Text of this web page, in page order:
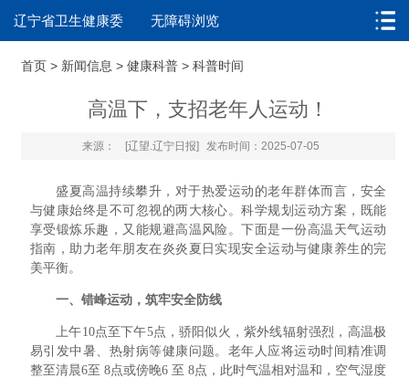
辽宁省卫生健康委 无障碍浏览
首页 > 新闻信息 > 健康科普 > 科普时间
高温下，支招老年人运动！
来源： [辽望.辽宁日报] 发布时间：2025-07-05
盛夏高温持续攀升，对于热爱运动的老年群体而言，安全
与健康始终是不可忽视的两大核心。科学规划运动方案，既能
享受锻炼乐趣，又能规避高温风险。下面是一份高温天气运动
指南，助力老年朋友在炎炎夏日实现安全运动与健康养生的完
美平衡。
一、错峰运动，筑牢安全防线
上午10点至下午5点，骄阳似火，紫外线辐射强烈，高温极
易引发中暑、热射病等健康问题。老年人应将运动时间精准调
整至清晨6至 8点或傍晚6 至 8点，此时气温相对温和，空气湿度